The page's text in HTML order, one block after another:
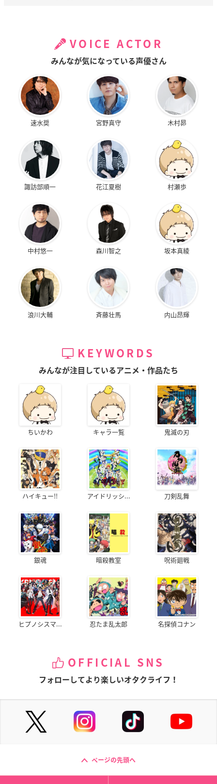
VOICE ACTOR
みんなが気になっている声優さん
速水奨 宮野真守 木村昴
諏訪部順一 花江夏樹 村瀬歩
中村悠一 森川智之 坂本真綾
浪川大輔 斉藤壮馬 内山昂輝
KEYWORDS
みんなが注目しているアニメ・作品たち
ちいかわ キャラ一覧 鬼滅の刃
ハイキュー!! アイドリッシ... 刀剣乱舞
銀魂 暗殺教室 呪術廻戦
ヒプノシスマ... 忍たま乱太郎 名探偵コナン
OFFICIAL SNS
フォローしてより楽しいオタクライフ！
ページの先頭へ